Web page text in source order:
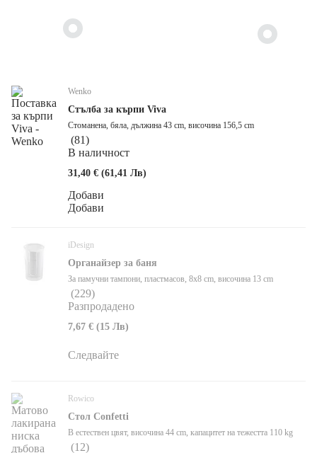
Wenko
Стълба за кърпи Viva
Стоманена, бяла, дължина 43 cm, височина 156,5 cm
(81)
В наличност
31,40 € (61,41 Лв)
Добави
Добави
iDesign
Органайзер за баня
За памучни тампони, пластмасов, 8x8 cm, височина 13 cm
(229)
Разпродадено
7,67 € (15 Лв)
Следвайте
Rowico
Стол Confetti
В естествен цвят, височина 44 cm, капацитет на тежестта 110 kg
(12)